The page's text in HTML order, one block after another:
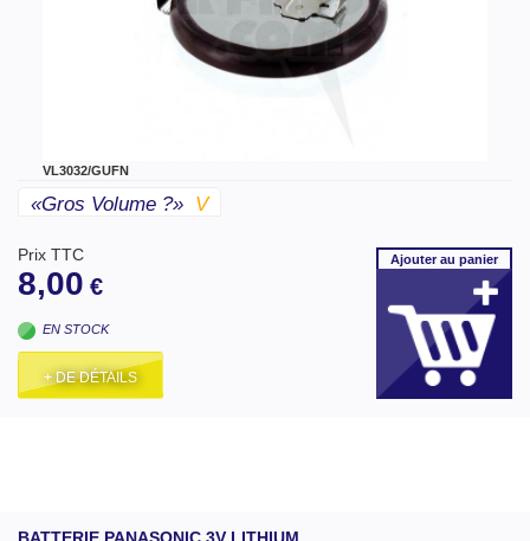
VL3032/GUFN
«gros Volume ?» V
Prix TTC
8,00 €
EN STOCK
+ DE DÉTAILS
Ajouterau panier
BATTERIE PANASONIC 3V LITHIUM